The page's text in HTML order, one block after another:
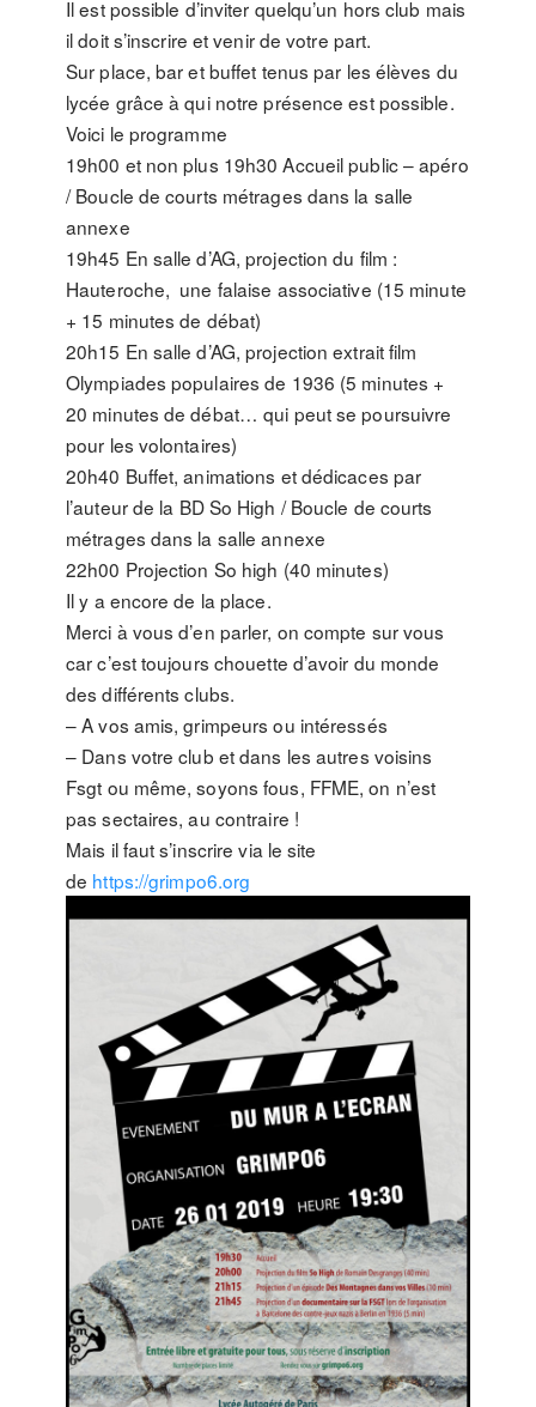
Il est possible d’inviter quelqu’un hors club mais
il doit s’inscrire et venir de votre part.
Sur place, bar et buffet tenus par les élèves du
lycée grâce à qui notre présence est possible.
Voici le programme
19h00 et non plus 19h30 Accueil public – apéro
/ Boucle de courts métrages dans la salle
annexe
19h45 En salle d’AG, projection du film :
Hauteroche, une falaise associative (15 minute
+ 15 minutes de débat)
20h15 En salle d’AG, projection extrait film
Olympiades populaires de 1936 (5 minutes +
20 minutes de débat… qui peut se poursuivre
pour les volontaires)
20h40 Buffet, animations et dédicaces par
l’auteur de la BD So High / Boucle de courts
métrages dans la salle annexe
22h00 Projection So high (40 minutes)
Il y a encore de la place.
Merci à vous d’en parler, on compte sur vous
car c’est toujours chouette d’avoir du monde
des différents clubs.
– A vos amis, grimpeurs ou intéressés
– Dans votre club et dans les autres voisins
Fsgt ou même, soyons fous, FFME, on n’est
pas sectaires, au contraire !
Mais il faut s’inscrire via le site
de https://grimpo6.org